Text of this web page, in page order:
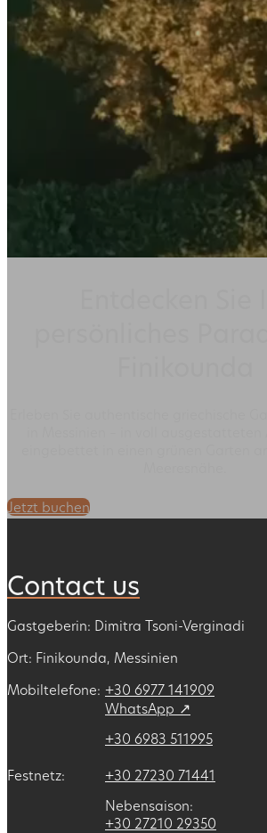
Entdecken Sie
persönliches
Finikounda
Erleben Sie authentische griechische
in Messinien – in voll ausgestatteten
eingebettet in einen grünen Garten
Contact us
Gastgeberin: Dimitra Tsoni-Verginadi
Ort: Finikounda, Messinien
Mobiltelefone: +30 6977 141909
WhatsApp
+30 6983 511995
Festnetz:
+30 27230 71441
Nebensaison:
+30 27210 29350